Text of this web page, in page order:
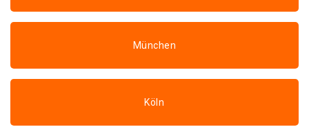
München
Köln